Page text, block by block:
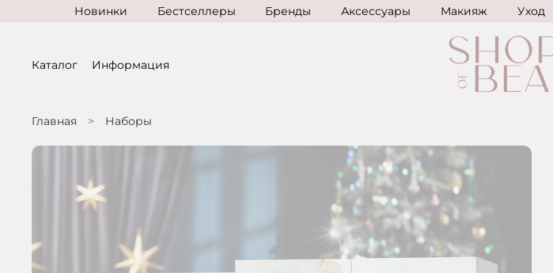
Новинки Бестселлеры Бренды Аксессуары Макияж Уход
Каталог Информация
Главная Наборы